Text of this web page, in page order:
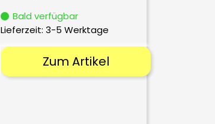
Bald verfügbar
Lieferzeit: 3-5 Werktage
Zum Artikel